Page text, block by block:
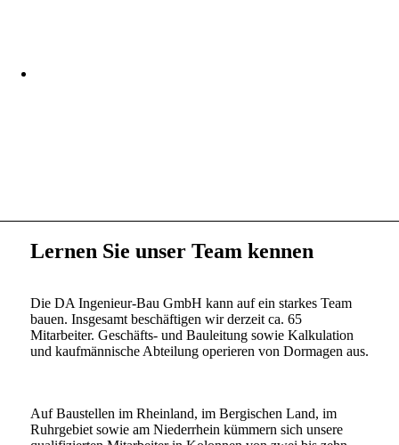
Lernen Sie unser Team kennen
Die DA Ingenieur-Bau GmbH kann auf ein starkes Team
bauen. Insgesamt beschäftigen wir derzeit ca. 65
Mitarbeiter. Geschäfts- und Bauleitung sowie Kalkulation
und kaufmännische Abteilung operieren von Dormagen aus.
Auf Baustellen im Rheinland, im Bergischen Land, im
Ruhrgebiet sowie am Niederrhein kümmern sich unsere